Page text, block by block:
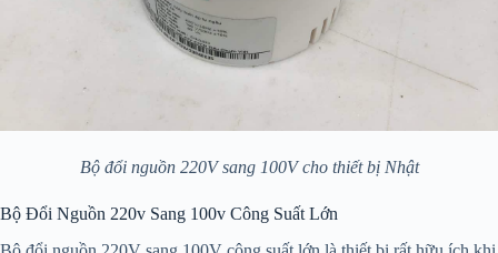
Bộ đổi nguồn 220V sang 100V cho thiết bị Nhật
Bộ Đổi Nguồn 220v Sang 100v Công Suất Lớn